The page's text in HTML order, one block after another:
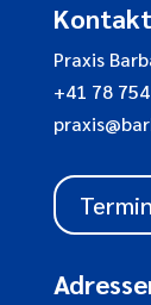
Kontakt
Praxis
+41 78